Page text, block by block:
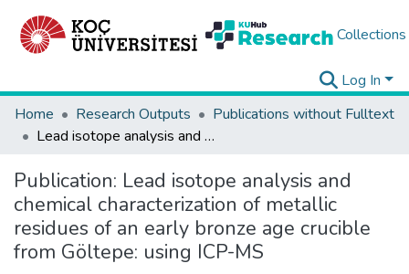
Collections
Log In
Home
Research Outputs
Publications without Fulltext
Lead isotope analysis and chemical characterization of metallic residues of an early bronze age crucible from Göltepe: using ICP-MS
Publication: Lead isotope analysis and
chemical characterization of metallic
residues of an early bronze age crucible
from Göltepe: using ICP-MS